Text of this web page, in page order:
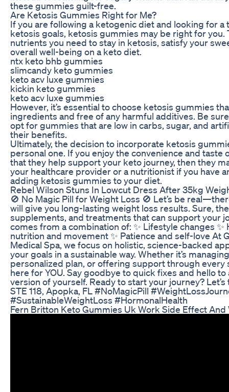
these gummies guilt-free.
Are Ketosis Gummies Right for Me?
If you are following a ketogenic diet and looking for
ketosis goals, ketosis gummies may be right for you.
nutrients you need to stay in ketosis, satisfy your
overall well-being on a keto diet.
ntx keto bhb gummies
slimcandy keto gummies
keto acv luxe gummies
kickin keto gummies
keto acv luxe gummies
However, it’s essential to choose ketosis gummies
ingredients and free of any harmful additives. Be
opt for gummies that are low in carbs, sugar, and
their benefits.
Ultimately, the decision to incorporate ketosis
personal one. If you enjoy the convenience and
that they help support your keto journey, then they
your healthcare provider or a nutritionist if you have
adding ketosis gummies to your diet.
Rebel Wilson Stuns In Lowcut Dress After 35kg
🚫 No Magic Pill for Weight Loss 🚫 Let’s be
will give you long-lasting weight loss results. Sure,
supplements, and treatments that can support your
comes from a combination of: ✨ Lifestyle changes ✨
nutrition and movement ✨ Patience and self-love At
Medical Spa, we focus on holistic, science-backed
your goals in a sustainable way. Whether it’s
personalized plan, or offering support through every
here for YOU. Say goodbye to quick fixes and hello
version of yourself. Ready to start your journey?
STE 118, Apopka, FL #NoMagicPill
#SustainableWeightLoss #HormonalHealth
Fern Britton Keto Gummies Uk Work Side Effect And